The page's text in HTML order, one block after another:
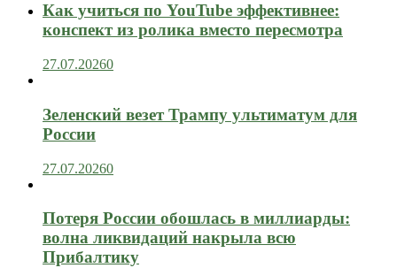
Как учиться по YouTube эффективнее:
конспект из ролика вместо пересмотра
27.07.20260
Зеленский везет Трампу ультиматум для
России
27.07.20260
Потеря России обошлась в миллиарды:
волна ликвидаций накрыла всю
Прибалтику